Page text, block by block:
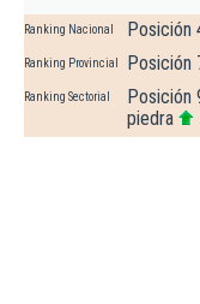
Ranking Nacional Posición
Ranking Provincial Posición
Ranking Sectorial
Posición
piedra